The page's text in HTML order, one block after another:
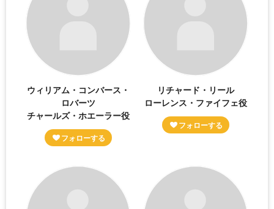
ウィリアム・コンバース・
ロバーツ
チャールズ・ホエーラー役
リチャード・リール
ローレンス・ファイフェ役